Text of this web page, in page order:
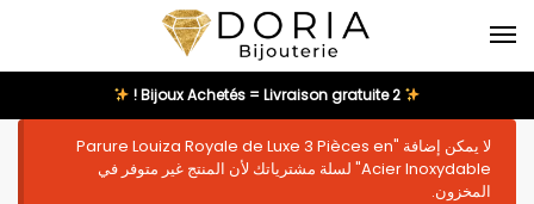
لا يمكن إضافة "Parure Louiza Royale de Luxe 3 Pièces en
Acier Inoxydable" لسلة مشترياتك لأن المنتج غير متوفر في
المخزون.